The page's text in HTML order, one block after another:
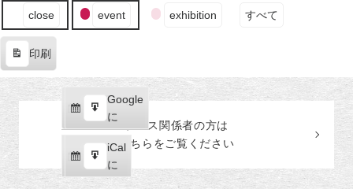
ン
の
カ
テ
ゴ
close event exhibition すべて
印刷
示
Google
で
購
読
iCal
で
購
読
Google
に
エ
ク
ス
ポ
iCal
に
エ
ク
プレス関係者の方は
こちらをご覧ください